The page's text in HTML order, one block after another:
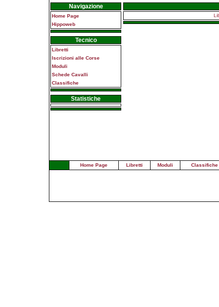
Navigazione
Home Page
Hippoweb
Tecnico
Libretti
Iscrizioni alle Corse
Moduli
Schede Cavalli
Classifiche
Statistiche
Home Page Libretti Moduli Classifiche